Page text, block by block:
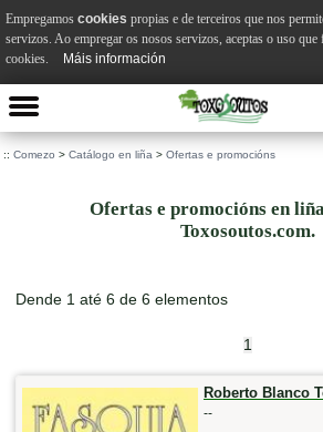
:: Comezo > Catálogo en liña > Ofertas e promocións
Ofertas e promocións en
Toxosoutos.com.
Dende 1 até 6 de 6 elementos
1
Roberto Blanco
--
Empregamos cookies propias e de terceiros que nos
servizos. Ao empregar os nosos servizos, aceptas o uso que
cookies.
Máis información